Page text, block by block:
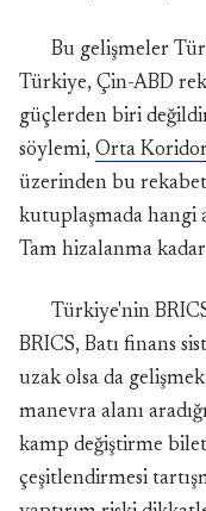
Bu gelişmeler
Türkiye, Çin-ABD
güçlerden biri
söylemi, Orta Koridor
üzerinden bu
kutuplaşmada hangi
Tam hizalanma
Türkiye'nin
BRICS, Batı finans
uzak olsa da
manevra alanı
kamp değiştirme
çeşitlendirmesi